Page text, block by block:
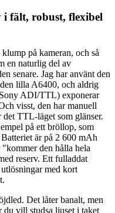
fält, robust, flexibel
på kameran, och så
en naturlig del av
senare. Jag har använt den
lilla A6400, och aldrig
ADI/TTL) exponerar
visst, den har manuell
TTL-läget som glänser.
på ett bröllop, som
är på 2 600 mAh
den hålla hela
reserv. Ett fulladdat
med kort
Det låter banalt, men
vill studsa ljuset i taket